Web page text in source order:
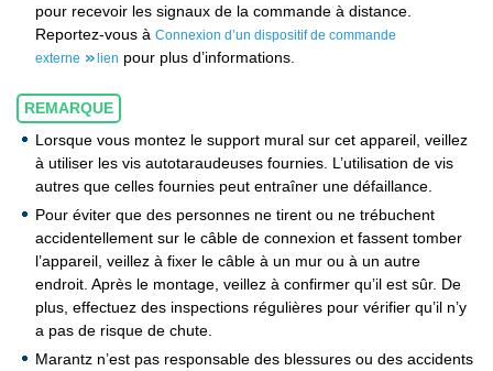
pour recevoir les signaux de la commande à distance.
Reportez-vous à Connexion d’un dispositif de commande
externe
lien pour plus d’informations.
REMARQUE
Lorsque vous montez le support mural sur cet appareil, veillez
à utiliser les vis autotaraudeuses fournies. L’utilisation de vis
autres que celles fournies peut entraîner une défaillance.
Pour éviter que des personnes ne tirent ou ne trébuchent
accidentellement sur le câble de connexion et fassent tomber
l’appareil, veillez à fixer le câble à un mur ou à un autre
endroit. Après le montage, veillez à confirmer qu’il est sûr. De
plus, effectuez des inspections régulières pour vérifier qu’il n’y
a pas de risque de chute.
Marantz n’est pas responsable des blessures ou des accidents